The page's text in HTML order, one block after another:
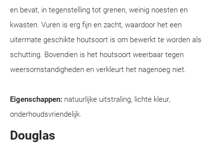
en bevat, in tegenstelling tot grenen, weinig noesten en
kwasten. Vuren is erg fijn en zacht, waardoor het een
uitermate geschikte houtsoort is om bewerkt te worden als
schutting. Bovendien is het houtsoort weerbaar tegen
weersomstandigheden en verkleurt het nagenoeg niet.
Eigenschappen: natuurlijke uitstraling, lichte kleur,
onderhoudsvriendelijk.
Douglas